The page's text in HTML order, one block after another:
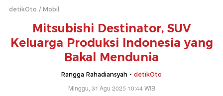
detikOto Mobil
Mitsubishi Destinator, SUV
Keluarga Produksi Indonesia yang
Bakal Mendunia
Rangga Rahadiansyah - detikOto
Minggu, 31 Agu 2025 10:44 WIB